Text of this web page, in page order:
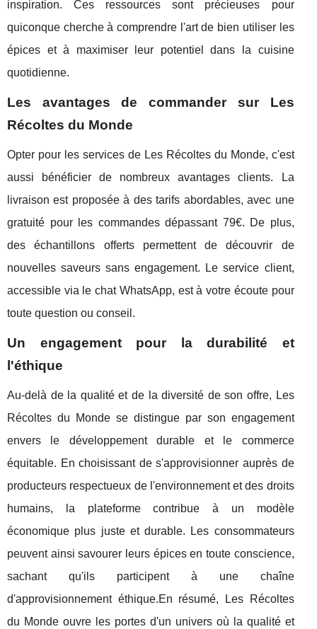
inspiration. Ces ressources sont précieuses pour
quiconque cherche à comprendre l'art de bien utiliser les
épices et à maximiser leur potentiel dans la cuisine
quotidienne.
Les avantages de commander sur Les
Récoltes du Monde
Opter pour les services de Les Récoltes du Monde, c'est
aussi bénéficier de nombreux avantages clients. La
livraison est proposée à des tarifs abordables, avec une
gratuité pour les commandes dépassant 79€. De plus,
des échantillons offerts permettent de découvrir de
nouvelles saveurs sans engagement. Le service client,
accessible via le chat WhatsApp, est à votre écoute pour
toute question ou conseil.
Un engagement pour la durabilité et
l'éthique
Au-delà de la qualité et de la diversité de son offre, Les
Récoltes du Monde se distingue par son engagement
envers le développement durable et le commerce
équitable. En choisissant de s'approvisionner auprès de
producteurs respectueux de l'environnement et des droits
humains, la plateforme contribue à un modèle
économique plus juste et durable. Les consommateurs
peuvent ainsi savourer leurs épices en toute conscience,
sachant qu'ils participent à une chaîne
d'approvisionnement éthique.En résumé, Les Récoltes
du Monde ouvre les portes d'un univers où la qualité et